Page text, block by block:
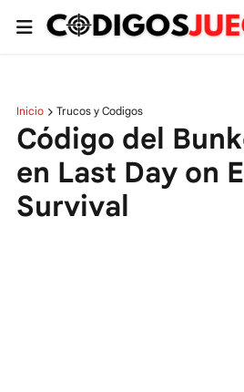
Inicio Trucos y Codigos
Código del
en Last Day on
Survival